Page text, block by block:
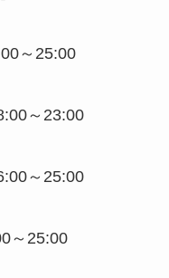
～25:00
～23:00
～25:00
25:00